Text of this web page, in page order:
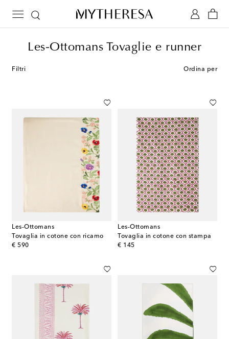
Les-Ottomans Tovaglie e runner
Filtri Ordina per
Les-Ottomans
Tovaglia in cotone con ricamo
€ 590
original price
Les-Ottomans
Tovaglia in cotone con stampa
€ 145
original price